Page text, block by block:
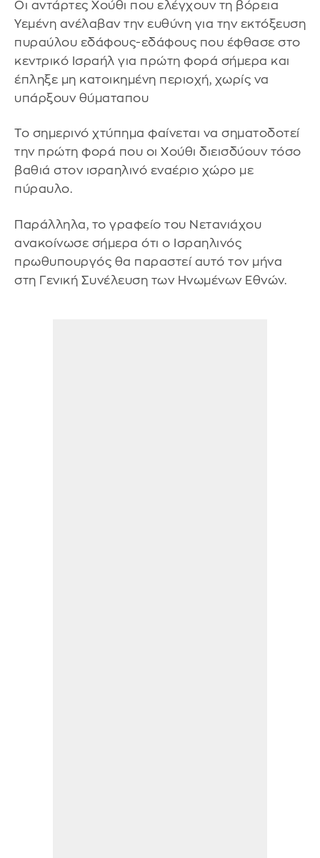
Οι αντάρτες Χούθι που ελέγχουν τη βόρεια
Υεμένη ανέλαβαν την ευθύνη για την εκτόξευση
πυραύλου εδάφους-εδάφους που έφθασε στο
κεντρικό Ισραήλ για πρώτη φορά σήμερα και
έπληξε μη κατοικημένη περιοχή, χωρίς να
υπάρξουν θύματαπου
Το σημερινό χτύπημα φαίνεται να σηματοδοτεί
την πρώτη φορά που οι Χούθι διεισδύουν τόσο
βαθιά στον ισραηλινό εναέριο χώρο με
πύραυλο.
Παράλληλα, το γραφείο του Νετανιάχου
ανακοίνωσε σήμερα ότι ο Ισραηλινός
πρωθυπουργός θα παραστεί αυτό τον μήνα
στη Γενική Συνέλευση των Ηνωμένων Εθνών.